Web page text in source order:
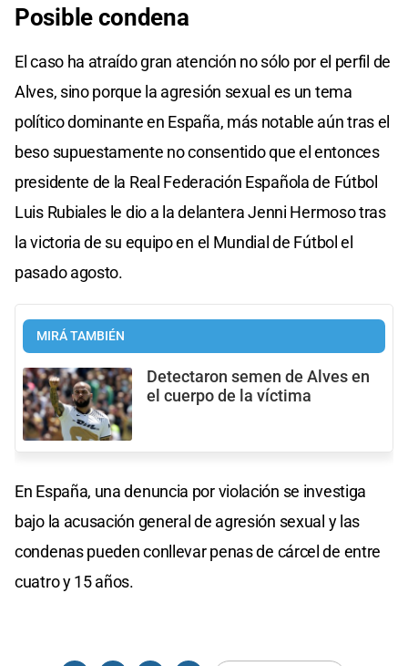
Posible condena
El caso ha atraído gran atención no sólo por el perfil de
Alves, sino porque la agresión sexual es un tema
político dominante en España, más notable aún tras el
beso supuestamente no consentido que el entonces
presidente de la Real Federación Española de Fútbol
Luis Rubiales le dio a la delantera Jenni Hermoso tras
la victoria de su equipo en el Mundial de Fútbol el
pasado agosto.
MIRÁ TAMBIÉN
Detectaron semen de Alves en
el cuerpo de la víctima
En España, una denuncia por violación se investiga
bajo la acusación general de agresión sexual y las
condenas pueden conllevar penas de cárcel de entre
cuatro y 15 años.